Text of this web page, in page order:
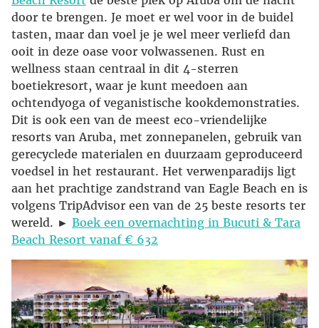
door te brengen. Je moet er wel voor in de buidel
tasten, maar dan voel je je wel meer verliefd dan
ooit in deze oase voor volwassenen. Rust en
wellness staan centraal in dit 4-sterren
boetiekresort, waar je kunt meedoen aan
ochtendyoga of veganistische kookdemonstraties.
Dit is ook een van de meest eco-vriendelijke
resorts van Aruba, met zonnepanelen, gebruik van
gerecyclede materialen en duurzaam geproduceerd
voedsel in het restaurant. Het verwenparadijs ligt
aan het prachtige zandstrand van Eagle Beach en is
volgens TripAdvisor een van de 25 beste resorts ter
wereld. ► Boek een overnachting in Bucuti & Tara
Beach Resort vanaf € 632